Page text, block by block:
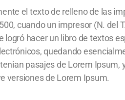
el texto de relleno de las
cuando un impresor (N. del
logró hacer un libro de textos
quedando
pasajes de Lorem
versiones de Lorem Ipsum.